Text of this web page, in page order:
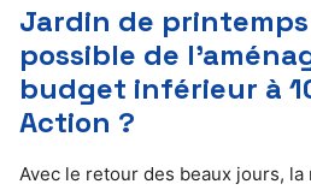
Jardin de
possible de
budget inférieur à
Action ?
Avec le retour des beaux jours, la